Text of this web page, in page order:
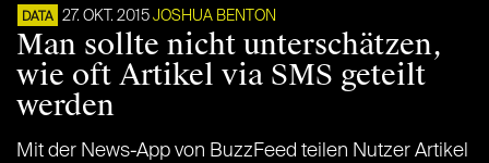
DATA 27. OKT. 2015 JOSHUA BENTON
Man sollte nicht unterschätzen,
wie oft Artikel via SMS geteilt
werden
Mit der News-App von BuzzFeed teilen Nutzer Artikel